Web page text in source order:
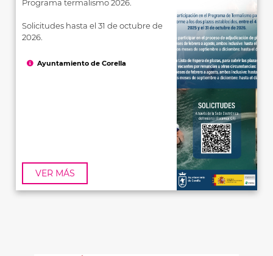
Programa termalismo 2026.
Solicitudes hasta el 31 de octubre de
2026.
VER MÁS
Ayuntamiento de Corella